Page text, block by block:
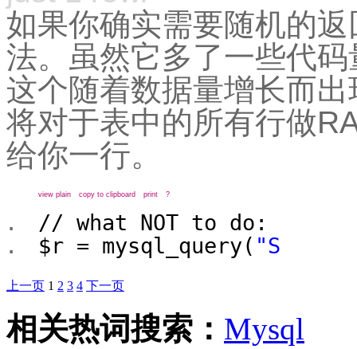
如果你确实需要随机的
法。虽然它多了一些代
这个随着数据量增长而
将对于表中的所有行做
给你一行。
view plain copy to clipboard print ?
// what NOT to do:
$r = mysql_query( "S
上一页 1 2 3 4 下一页
相关热词搜索： Mysql